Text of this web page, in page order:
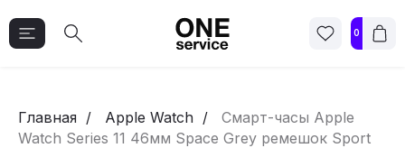
0
Главная Apple Watch
Смарт-часы Apple
Watch Series 11 46мм Space Grey ремешок Sport